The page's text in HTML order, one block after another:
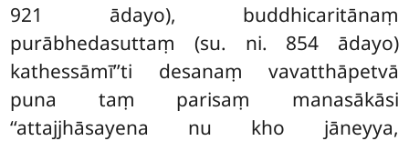
921 ādayo), buddhicaritānaṃ
purābhedasuttaṃ (su. ni. 854 ādayo)
kathessāmī’’ti desanaṃ vavatthāpetvā
puna taṃ parisaṃ manasākāsi
‘‘attajjhāsayena nu kho jāneyya,